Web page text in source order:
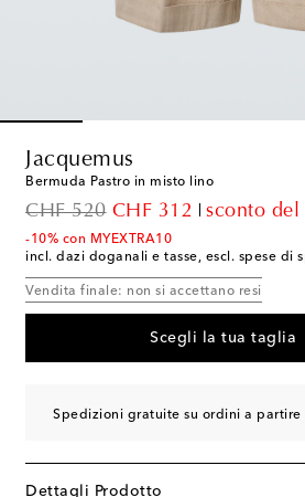
Jacquemus
Bermuda Pastro in misto lino
CHF 520
original priceCHF 312
discount pricesconto del
-10% con MYEXTRA10
incl. dazi doganali e tasse, escl. spese di
Vendita finale: non si accettano resi
Scegli la tua taglia
Spedizioni gratuite su ordini a partire
Dettagli Prodotto